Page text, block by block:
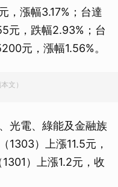
，漲幅3.17%；台達
元，跌幅2.93%；台
元，漲幅1.56%。
文）
光電、綠能及金融族
1303）上漲11.5元，
）上漲1.2元，收